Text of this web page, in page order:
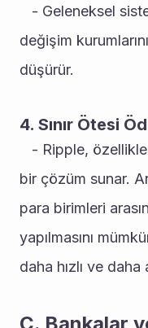
değişim
düşürür.
4. Sınır Ötesi
bir çözüm sunar.
para birimleri
yapılmasını
daha hızlı ve